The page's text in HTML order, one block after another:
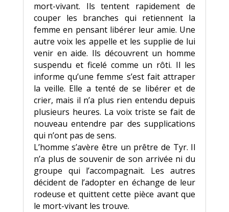
mort-vivant. Ils tentent rapidement de
couper les branches qui retiennent la
femme en pensant libérer leur amie. Une
autre voix les appelle et les supplie de lui
venir en aide. Ils découvrent un homme
suspendu et ficelé comme un rôti. Il les
informe qu’une femme s’est fait attraper
la veille. Elle a tenté de se libérer et de
crier, mais il n’a plus rien entendu depuis
plusieurs heures. La voix triste se fait de
nouveau entendre par des supplications
qui n’ont pas de sens.
L’homme s’avère être un prêtre de Tyr. Il
n’a plus de souvenir de son arrivée ni du
groupe qui l’accompagnait. Les autres
décident de l’adopter en échange de leur
rodeuse et quittent cette pièce avant que
le mort-vivant les trouve.